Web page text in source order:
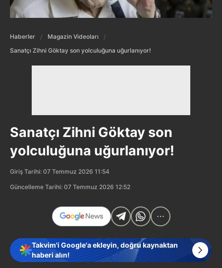
Haberler
Magazin Videoları
Sanatçı Zihni Göktay son yolculuğuna uğurlanıyor!
Sanatçı Zihni Göktay son
yolculuğuna uğurlanıyor!
Giriş Tarihi: 07 Temmuz 2026 11:54
Güncelleme Tarihi: 07 Temmuz 2026 12:52
Takvim'i Google'a ekleyin, doğru kaynaktan
haberi alın!